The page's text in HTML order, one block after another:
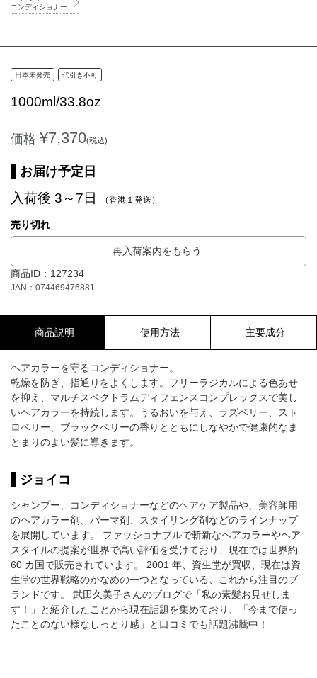
コンディショナー
日本未発売 代引き不可
1000ml/33.8oz
価格 ¥7,370(税込)
お届け予定日
入荷後 3～7日 （香港１発送）
売り切れ
再入荷案内をもらう
商品ID：127234
JAN：074469476881
商品説明 使用方法 主要成分
ヘアカラーを守るコンディショナー。
乾燥を防ぎ、指通りをよくします。フリーラジカルによる色あせ
を抑え、マルチスペクトラムディフェンスコンプレックスで美し
いヘアカラーを持続します。うるおいを与え、ラズベリー、スト
ロベリー、ブラックベリーの香りとともにしなやかで健康的なま
とまりのよい髪に導きます。
ジョイコ
シャンプー、コンディショナーなどのヘアケア製品や、美容師用
のヘアカラー剤、パーマ剤、スタイリング剤などのラインナップ
を展開しています。 ファッショナブルで斬新なヘアカラーやヘア
スタイルの提案が世界で高い評価を受けており、現在では世界約
60 カ国で販売されています。 2001 年、資生堂が買収、現在は資
生堂の世界戦略のかなめの一つとなっている、これから注目のブ
ランドです。 武田久美子さんのブログで「私の素髪お見せしま
す！」と紹介したことから現在話題を集めており、「今まで使っ
たことのない様なしっとり感」と口コミでも話題沸騰中！